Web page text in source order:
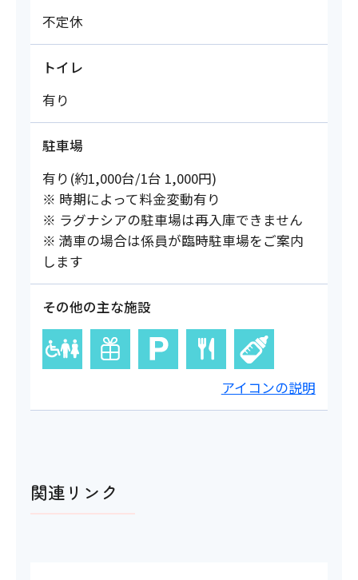
不定休
トイレ
有り
駐車場
有り(約1,000台/1台 1,000円)
※ 時期によって料金変動有り
※ ラグナシアの駐車場は再入庫できません
※ 満車の場合は係員が臨時駐車場をご案内
します
その他の主な施設
アイコンの説明
関連リンク